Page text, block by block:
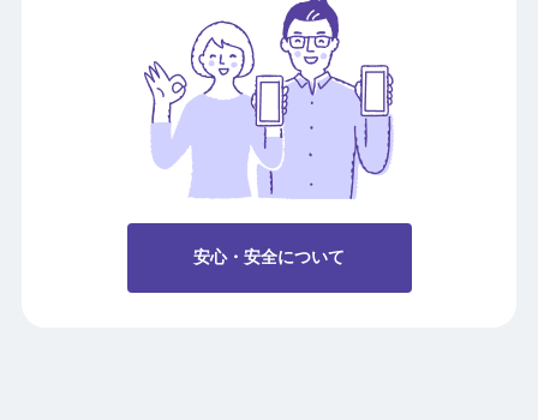
安心・安全について